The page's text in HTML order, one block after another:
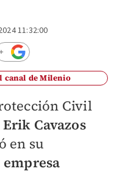
11:32:00
canal de Milenio
Civil
Erik Cavazos
en su
empresa